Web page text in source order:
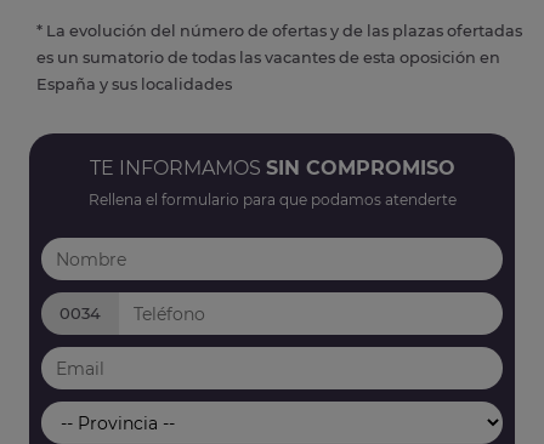
* La evolución del número de ofertas y de las plazas ofertadas
es un sumatorio de todas las vacantes de esta oposición en
España y sus localidades
TE INFORMAMOS SIN COMPROMISO
Rellena el formulario para que podamos atenderte
0034